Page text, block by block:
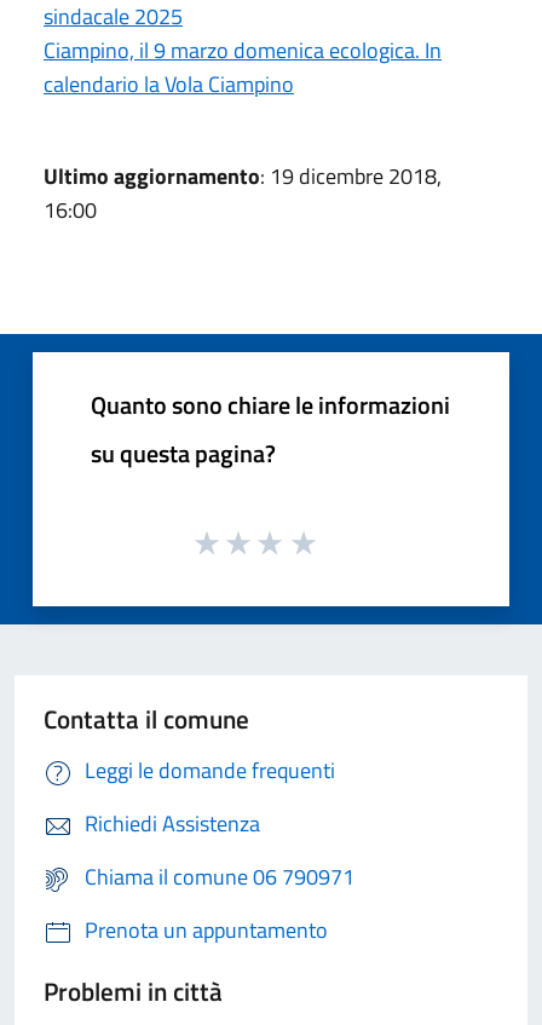
sindacale 2025
Ciampino, il 9 marzo domenica ecologica. In
calendario la Vola Ciampino
Ultimo aggiornamento: 19 dicembre 2018,
16:00
Quanto sono chiare le informazioni
su questa pagina?
Contatta il comune
Leggi le domande frequenti
Richiedi Assistenza
Chiama il comune 06 790971
Prenota un appuntamento
Problemi in città